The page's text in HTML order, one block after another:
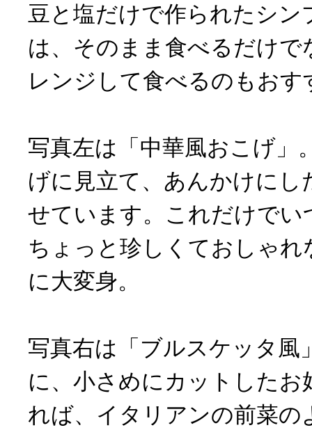
豆と塩だけで作られたシン
は、そのまま食べるだけで
レンジして食べるのもおす
写真左は「中華風おこげ」
げに見立て、あんかけにし
せています。これだけでい
ちょっと珍しくておしゃ
に大変身。
写真右は「ブルスケッタ風
に、小さめにカットしたお
れば、イタリアンの前菜の